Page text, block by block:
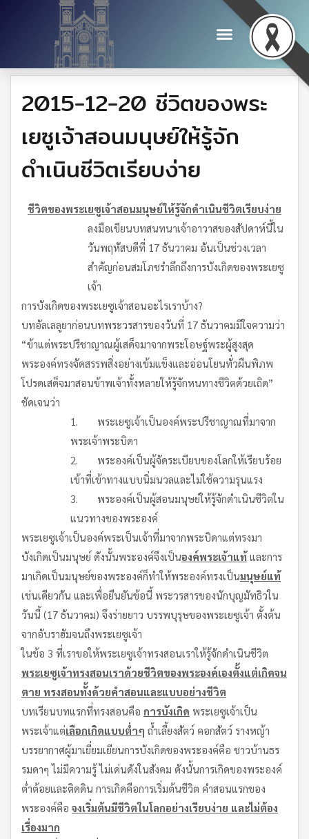
2015-12-20 ชีวิตของพระ
เยซูเจ้าสอนมนุษย์ให้รู้จัก
ดำเนินชีวิตเรียบง่าย
ชีวิตของพระเยซูเจ้าสอนมนุษย์ให้รู้จักดำเนินชีวิตเรียบง่าย
ลงมือเขียนบทสนทนาเจ้าอาวาสของสัปดาห์นี้ใน
วันพฤหัสบดีที่ 17 ธันวาคม อันเป็นช่วงเวลา
สำคัญก่อนสมโภชรำลึกถึงการบังเกิดของพระเยซู
เจ้า
การบังเกิดของพระเยซูเจ้าสอนอะไรเราบ้าง?
บทอัลเลลูยาก่อนบทพระวรสารของวันที่ 17 ธันวาคมมีใจความว่า
“ข้าแต่พระปรีชาญาณผู้เสด็จมาจากพระโอษฐ์พระผู้สูงสุด
พระองค์ทรงจัดสรรพสิ่งอย่างเข้มแข็งและอ่อนโยนทั่วผืนพิภพ
โปรดเสด็จมาสอนข้าพเจ้าทั้งหลายให้รู้จักหนทางชีวิตด้วยเถิด”
ชัดเจนว่า
1. พระเยซูเจ้าเป็นองค์พระปรีชาญาณที่มาจาก
พระเจ้าพระบิดา
2. พระองค์เป็นผู้จัดระเบียบของโลกให้เรียบร้อย
เข้าที่เข้าทางแบบนิ่มนวลและไม่ใช้ความรุนแรง
3. พระองค์เป็นผู้สอนมนุษย์ให้รู้จักดำเนินชีวิตใน
แนวทางของพระองค์
พระเยซูเจ้าเป็นองค์พระเป็นเจ้าที่มาจากพระบิดาแต่ทรงมา
บังเกิดเป็นมนุษย์ ดังนั้นพระองค์จึงเป็นองค์พระเจ้าแท้และการ
มาเกิดเป็นมนุษย์ของพระองค์ก็ทำให้พระองค์ทรงเป็นมนุษย์แท้
เช่นเดียวกัน และเพื่อยืนยันข้อนี้ พระวรสารของนักบุญมัทธิวใน
วันนี้ (17 ธันวาคม) จึงร่ายยาว บรรพบุรุษของพระเยซูเจ้า ตั้งต้น
จากอับราฮัมจนถึงพระเยซูเจ้า
ในข้อ 3 ที่เราขอให้พระเยซูเจ้าทรงสอนเราให้รู้จักดำเนินชีวิต
พระเยซูเจ้าทรงสอนเราด้วยชีวิตของพระองค์เองตั้งแต่เกิดจน
ตาย ทรงสอนทั้งด้วยคำสอนและแบบอย่างชีวิต
บทเรียนบทแรกที่ทรงสอนคือ การบังเกิด พระเยซูเจ้าเป็น
พระเจ้าแต่เลือกเกิดแบบต่ำๆ ถ้ำเลี้ยงสัตว์ คอกสัตว์ รางหญ้า
บรรยากาศผู้มาเยี่ยมเยียนการบังเกิดของพระองค์คือ ชาวบ้านธร
รมดาๆ ไม่มีความรู้ ไม่เด่นดังในสังคม ดังนั้นการเกิดของพระองค์
ต่ำต้อยและติดดิน การเกิดคือการเริ่มต้นชีวิต คำสอนแรกของ
พระองค์คือ จงเริ่มต้นมีชีวิตในโลกอย่างเรียบง่าย และไม่ต้อง
เรื่องมาก